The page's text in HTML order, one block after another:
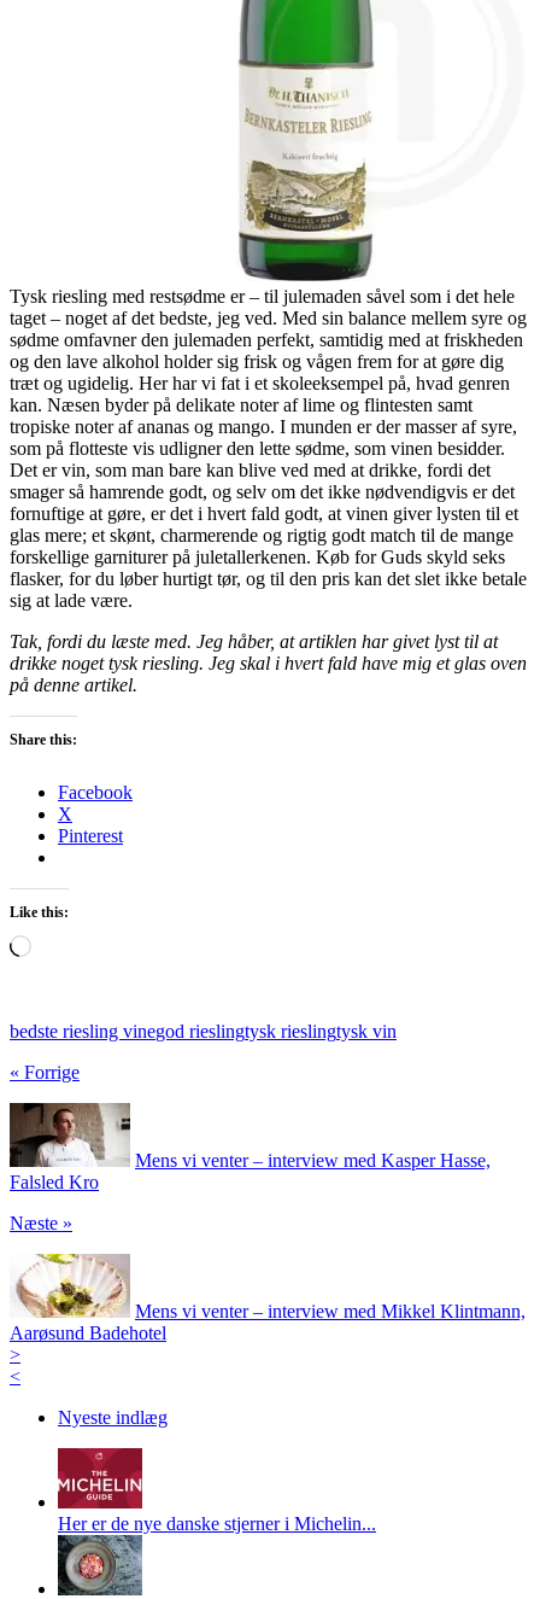
Tysk riesling med restsødme er – til julemaden såvel som i det hele
taget – noget af det bedste, jeg ved. Med sin balance mellem syre og
sødme omfavner den julemaden perfekt, samtidig med at friskheden
og den lave alkohol holder sig frisk og vågen frem for at gøre dig
træt og ugidelig. Her har vi fat i et skoleeksempel på, hvad genren
kan. Næsen byder på delikate noter af lime og flintesten samt
tropiske noter af ananas og mango. I munden er der masser af syre,
som på flotteste vis udligner den lette sødme, som vinen besidder.
Det er vin, som man bare kan blive ved med at drikke, fordi det
smager så hamrende godt, og selv om det ikke nødvendigvis er det
fornuftige at gøre, er det i hvert fald godt, at vinen giver lysten til et
glas mere; et skønt, charmerende og rigtig godt match til de mange
forskellige garniturer på juletallerkenen. Køb for Guds skyld seks
flasker, for du løber hurtigt tør, og til den pris kan det slet ikke betale
sig at lade være.
Tak, fordi du læste med. Jeg håber, at artiklen har givet lyst til at
drikke noget tysk riesling. Jeg skal i hvert fald have mig et glas oven
på denne artikel.
Share this:
Facebook
X
Pinterest
Like this:
Loading…
bedste riesling vinegod rieslingtysk rieslingtysk vin
« Forrige
Mens vi venter – interview med Kasper Hasse,
Falsled Kro
Næste »
Mens vi venter – interview med Mikkel Klintmann,
Aarøsund Badehotel
>
<
Nyeste indlæg
Her er de nye danske stjerner i Michelin...